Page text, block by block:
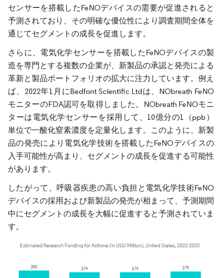
センサーを搭載したFeNOデバイスの需要が促進されると
予測されており、その明確な優位性により調査期間全体を
通じてセグメントの成長を促進します。
さらに、電気化学センサーを搭載したFeNOデバイスの製
造を専門とする複数の企業が、新製品の承認と発売による
革新と製品ポートフォリオの拡大に注力しています。例え
ば、2022年1月にBedfont Scientific Ltdは、NObreath FeNO
モニターのFDA認可を取得しました。NObreath FeNOモニ
ターは電気化学センサーを採用して、10億分の1（ppb）
単位で一酸化窒素濃度を定量化します。このように、新製
品の発売により電気化学技術を搭載したFeNOデバイスの
入手可能性が高まり、セグメントの成長を促進する可能性
があります。
したがって、呼吸器疾患の高い負担と電気化学技術FeNO
デバイスの採用および新製品の発売が相まって、予測期間
中にセグメントの成長を大幅に促進すると予測されていま
す。